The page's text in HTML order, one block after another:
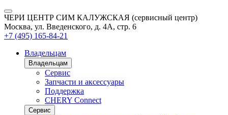
ЧЕРИ ЦЕНТР СИМ КАЛУЖСКАЯ (сервисный центр)
Москва, ул. Введенского, д. 4А, стр. 6
+7 (495) 165-84-21
Владельцам
Владельцам
Сервис
Запчасти и аксессуары
Поддержка
CHERY Connect
Сервис